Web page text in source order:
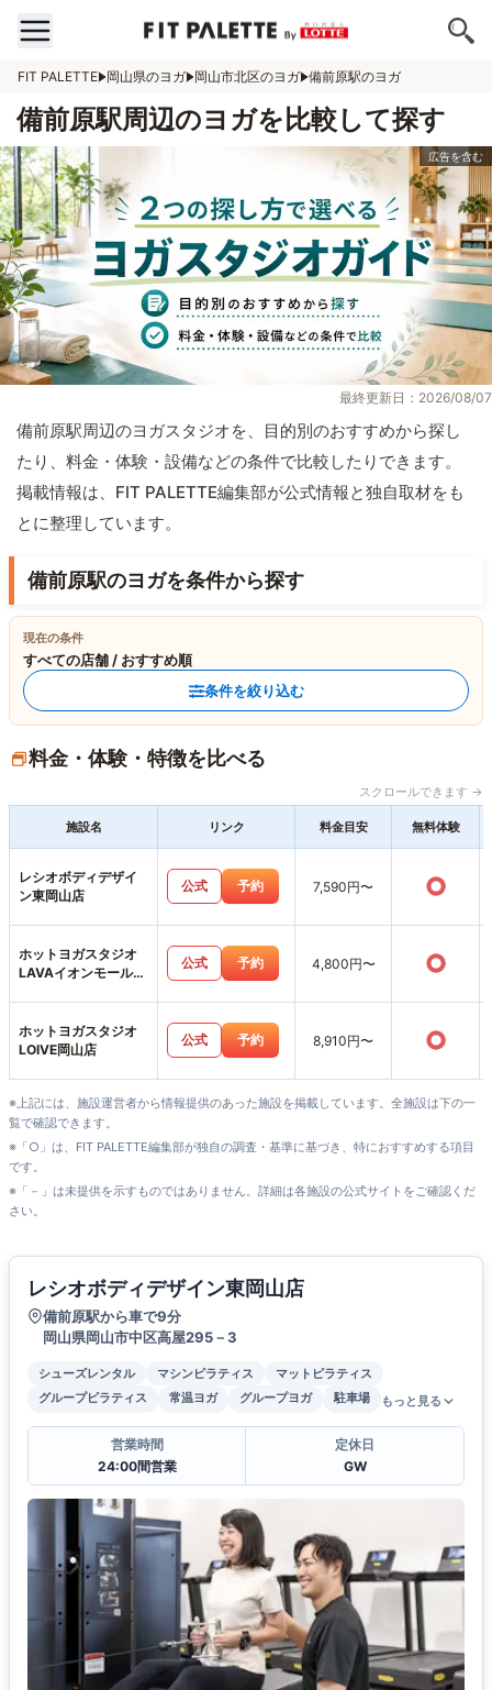
FIT PALETTE 岡山県のヨガ 岡山市北区のヨガ 備前原駅のヨガ
備前原駅周辺のヨガを比較して探す
最終更新日：2026/08/07
備前原駅周辺のヨガスタジオを、目的別のおすすめから探し
たり、料金・体験・設備などの条件で比較したりできます。
掲載情報は、FIT PALETTE編集部が公式情報と独自取材をも
とに整理しています。
備前原駅のヨガを条件から探す
現在の条件
すべての店舗 / おすすめ順
条件を絞り込む
料金・体験・特徴を比べる
スクロールできます →
施設名 リンク 料金目安 無料体験
レシオボディデザイ
ン東岡山店
公式 予約 7,590円〜 ○
ホットヨガスタジオ
LAVAイオンモール岡
公式 予約 4,800円〜 ○
ホットヨガスタジオ
LOIVE岡山店
公式 予約 8,910円〜 ○
※上記には、施設運営者から情報提供のあった施設を掲載しています。全施設は下の一
覧で確認できます。
※「○」は、FIT PALETTE編集部が独自の調査・基準に基づき、特におすすめする項目
です。
※「－」は未提供を示すものではありません。詳細は各施設の公式サイトをご確認くだ
さい。
レシオボディデザイン東岡山店
備前原駅から車で9分
岡山県岡山市中区高屋295－3
シューズレンタル マシンピラティス
マットピラティス
グループピラティス
常温ヨガ グループヨガ 駐車場 もっと見る
営業時間
24:00間営業
定休日
GW